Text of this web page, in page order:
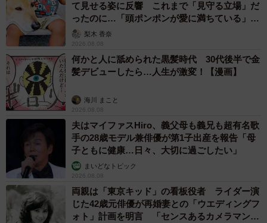
て見せる姿に反響 これまで「見守る立場」だ
ったのに…「頭ポンポンが愛に満ちている」
「尊…」
梨木 香奈
2026.08.08
何かと人に舐められた黒髪時代 30代後半で金
髪デビューしたら…人生が激変！【漫画】
海川 まこと
2026.08.08
夫はマイファスHiro、義父母も義兄も超有名歌
手の28歳モデル兼俳優が第1子出産を報告「母
子ともに健康…日々、大切に過ごしたい」
まいどなトピック
2026.08.08
両親は「東京キッド」の看板役者 ライダー演
じた42歳元俳優が再婚妻との「ウエディングフ
ォト」計画を明言 「センスあるカメラマン求